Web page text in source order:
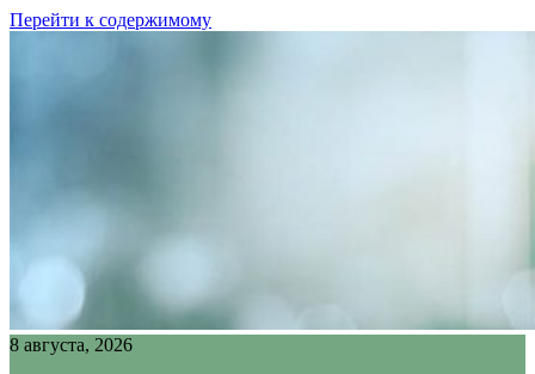
Перейти к содержимому
8 августа, 2026